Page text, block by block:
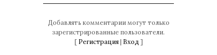
Добавлять комментарии могут только
зарегистрированные пользователи.
[ Регистрация| Вход ]